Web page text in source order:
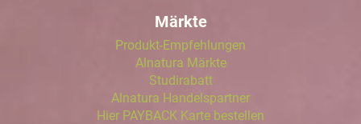
Märkte
Produkt-Empfehlungen
Alnatura Märkte
Studirabatt
Alnatura Handelspartner
Hier PAYBACK Karte bestellen